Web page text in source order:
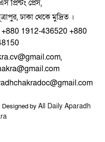
প্রিন্টং প্রেস,
ঢাকা থেকে মুদ্রিত ।
1912-436520 +880
by All Daily Aparadh